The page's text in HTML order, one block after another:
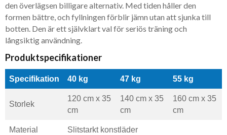
den överlägsen billigare alternativ. Med tiden håller den
formen bättre, och fyllningen förblir jämn utan att sjunka till
botten. Den är ett självklart val för seriös träning och
långsiktig användning.
Produktspecifikationer
Specifikation 40 kg 47 kg 55 kg
Storlek
120 cm x 35
cm
140 cm x 35
cm
160 cm x 35
cm
Material Slitstarkt konstläder